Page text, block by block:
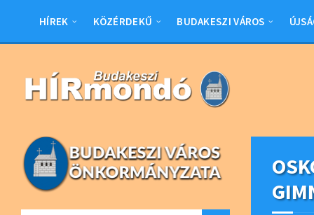
sidebar
sidebar
HÍREK KÖZÉRDEKŰ BUDAKESZI VÁROS